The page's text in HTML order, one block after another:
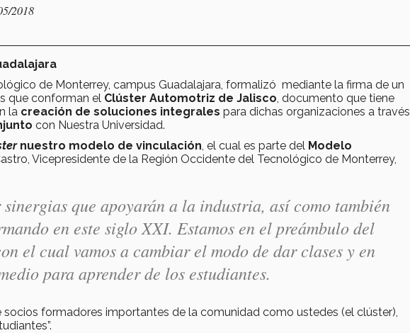
2018
de Monterrey, campus Guadalajara, formalizó mediante la firma de un
que conforman el Clúster Automotriz de Jalisco , documento que tiene
la creación de soluciones integrales para dichas organizaciones a través
con Nuestra Universidad.
nuestro modelo de vinculación , el cual es parte del Modelo
Vicepresidente de la Región Occidente del Tecnológico de Monterrey,
sinergias que apoyarán a la industria, así como también
en este siglo XXI. Estamos en el preámbulo del
el cual vamos a cambiar el modo de dar clases y en
para aprender de los estudiantes.
socios formadores importantes de la comunidad como ustedes (el clúster),